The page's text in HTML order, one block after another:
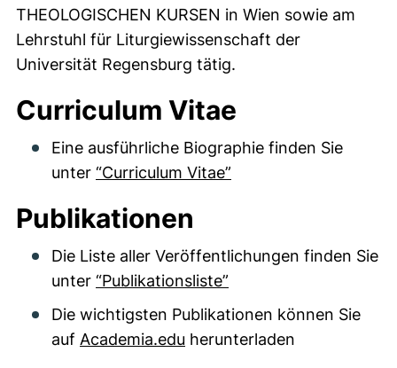
THEOLOGISCHEN KURSEN in Wien sowie am
Lehrstuhl für Liturgiewissenschaft der
Universität Regensburg tätig.
Curriculum Vitae
Eine ausführliche Biographie finden Sie
unter “Curriculum Vitae”
Publikationen
Die Liste aller Veröffentlichungen finden Sie
unter “Publikationsliste”
Die wichtigsten Publikationen können Sie
auf Academia.edu herunterladen